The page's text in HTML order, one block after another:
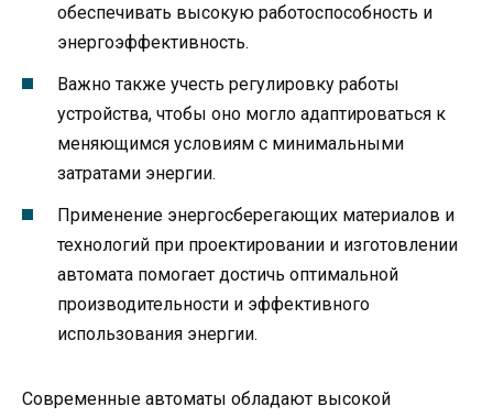
обеспечивать высокую работоспособность и
энергоэффективность.
Важно также учесть регулировку работы
устройства, чтобы оно могло адаптироваться к
меняющимся условиям с минимальными
затратами энергии.
Применение энергосберегающих материалов и
технологий при проектировании и изготовлении
автомата помогает достичь оптимальной
производительности и эффективного
использования энергии.
Современные автоматы обладают высокой